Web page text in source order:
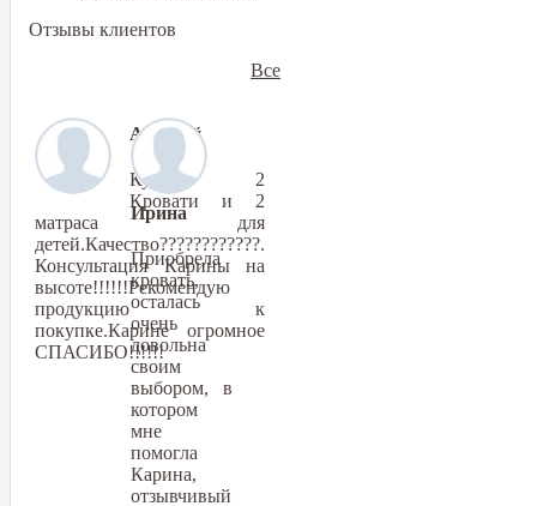
Отзывы клиентов
Алексей
Купили 2
Кровати и 2
матраса для
детей.Качество????????????.
Консультация Карины на
высоте!!!!!!Рекомендую
продукцию к
покупке.Карине огромное
СПАСИБО!!!!!!
Ирина
Приобрела
кровать,
осталась
очень
довольна
своим
выбором, в
котором
мне
помогла
Карина,
отзывчивый
Все